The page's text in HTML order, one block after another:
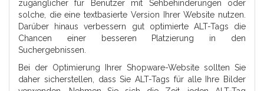
zugänglicher für Benutzer mit Sehbehinderungen oder
solche, die eine textbasierte Version Ihrer Website nutzen.
Darüber hinaus verbessern gut optimierte ALT-Tags die
Chancen einer besseren Platzierung in den
Suchergebnissen.
Bei der Optimierung Ihrer Shopware-Website sollten Sie
daher sicherstellen, dass Sie ALT-Tags für alle Ihre Bilder